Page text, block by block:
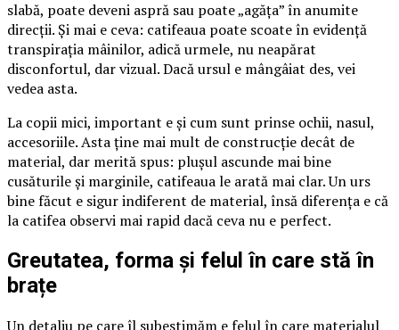
slabă, poate deveni aspră sau poate „agăța” în anumite
direcții. Și mai e ceva: catifeaua poate scoate în evidență
transpirația mâinilor, adică urmele, nu neapărat
disconfortul, dar vizual. Dacă ursul e mângâiat des, vei
vedea asta.
La copii mici, important e și cum sunt prinse ochii, nasul,
accesoriile. Asta ține mai mult de construcție decât de
material, dar merită spus: plușul ascunde mai bine
cusăturile și marginile, catifeaua le arată mai clar. Un urs
bine făcut e sigur indiferent de material, însă diferența e că
la catifea observi mai rapid dacă ceva nu e perfect.
Greutatea, forma și felul în care stă în
brațe
Un detaliu pe care îl subestimăm e felul în care materialul